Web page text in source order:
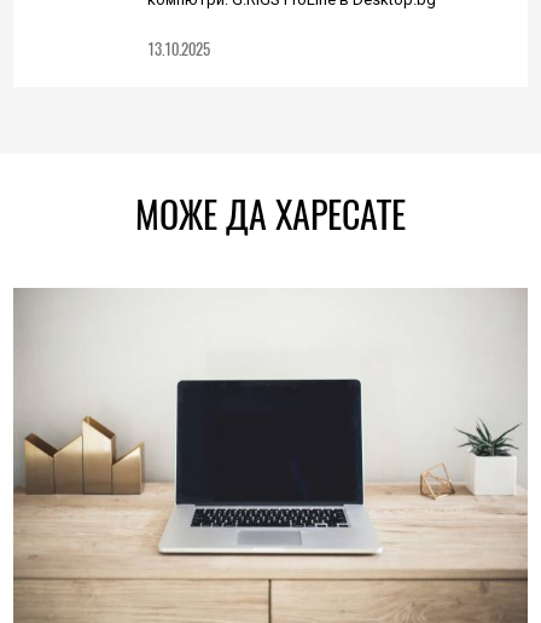
13.10.2025
МОЖЕ ДА ХАРЕСАТЕ